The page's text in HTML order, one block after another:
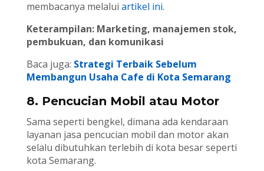
membacanya melalui artikel ini.
Keterampilan: Marketing, manajemen stok,
pembukuan, dan komunikasi
Baca juga: Strategi Terbaik Sebelum
Membangun Usaha Cafe di Kota Semarang
8. Pencucian Mobil atau Motor
Sama seperti bengkel, dimana ada kendaraan
layanan jasa pencucian mobil dan motor akan
selalu dibutuhkan terlebih di kota besar seperti
kota Semarang.